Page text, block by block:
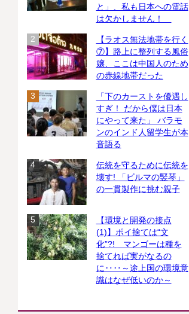
と」、私も日本への電話
は欠かしません！
【ラオス無法地帯を行く
⑦】路上に整列する風俗
嬢、ここは中国人のため
の赤線地帯だった
「下のカーストを優遇し
すぎ！ だから僕は日本
にやって来た」 バラモ
ンのインド人留学生が本
音語る
伝統を守るために伝統を
壊す! 「ビルマの竪琴」
の一貫製作に挑む親子
【環境と開発の接点
(1)】ポイ捨ては“文
化”?! マンゴーは種を
捨てれば実がなるの
に‥‥～途上国の環境意
識はなぜ低いのか～